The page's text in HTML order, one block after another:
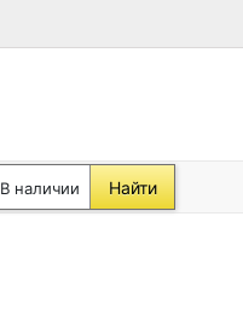
В наличии Найти